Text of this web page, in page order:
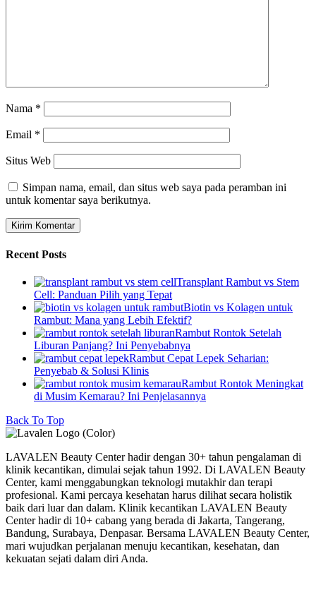
Nama *
Email *
Situs Web
Simpan nama, email, dan situs web saya pada peramban ini
untuk komentar saya berikutnya.
Recent Posts
Transplant Rambut vs Stem
Cell: Panduan Pilih yang Tepat
Biotin vs Kolagen untuk
Rambut: Mana yang Lebih Efektif?
Rambut Rontok Setelah
Liburan Panjang? Ini Penyebabnya
Rambut Cepat Lepek Seharian:
Penyebab & Solusi Klinis
Rambut Rontok Meningkat
di Musim Kemarau? Ini Penjelasannya
Back To Top
LAVALEN Beauty Center hadir dengan 30+ tahun pengalaman di
klinik kecantikan, dimulai sejak tahun 1992. Di LAVALEN Beauty
Center, kami menggabungkan teknologi mutakhir dan terapi
profesional. Kami percaya kesehatan harus dilihat secara holistik
baik dari luar dan dalam. Klinik kecantikan LAVALEN Beauty
Center hadir di 10+ cabang yang berada di Jakarta, Tangerang,
Bandung, Surabaya, Denpasar. Bersama LAVALEN Beauty Center,
mari wujudkan perjalanan menuju kecantikan, kesehatan, dan
kekuatan sejati dalam diri Anda.